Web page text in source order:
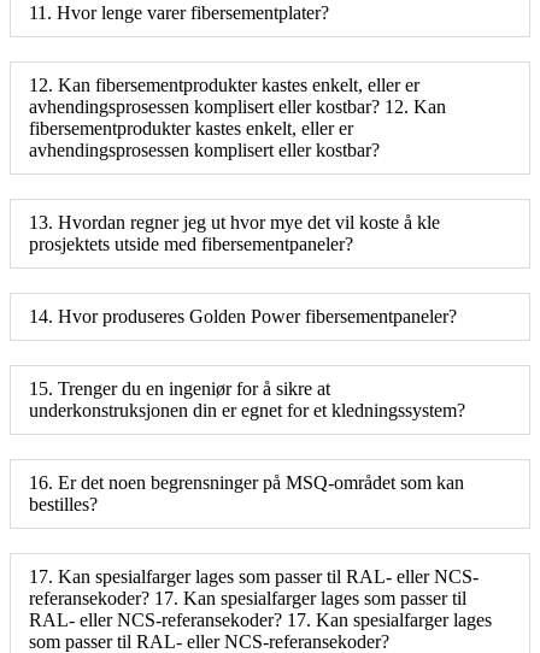
11. Hvor lenge varer fibersementplater?
12. Kan fibersementprodukter kastes enkelt, eller er
avhendingsprosessen komplisert eller kostbar? 12. Kan
fibersementprodukter kastes enkelt, eller er
avhendingsprosessen komplisert eller kostbar?
13. Hvordan regner jeg ut hvor mye det vil koste å kle
prosjektets utside med fibersementpaneler?
14. Hvor produseres Golden Power fibersementpaneler?
15. Trenger du en ingeniør for å sikre at
underkonstruksjonen din er egnet for et kledningssystem?
16. Er det noen begrensninger på MSQ-området som kan
bestilles?
17. Kan spesialfarger lages som passer til RAL- eller NCS-
referansekoder? 17. Kan spesialfarger lages som passer til
RAL- eller NCS-referansekoder? 17. Kan spesialfarger lages
som passer til RAL- eller NCS-referansekoder?